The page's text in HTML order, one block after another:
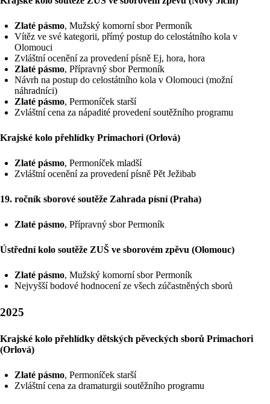
Zlaté pásmo, Mužský komorní sbor Permoník
Vítěz ve své kategorii, přímý postup do celostátního kola v
Olomouci
Zvláštní ocenění za provedení písně Ej, hora, hora
Zlaté pásmo, Přípravný sbor Permoník
Návrh na postup do celostátního kola v Olomouci (možní
náhradníci)
Zlaté pásmo, Permoníček starší
Zvláštní cena za nápadité provedení soutěžního programu
Krajské kolo přehlídky Primachori (Orlová)
Zlaté pásmo, Permoníček mladší
Zvláštní ocenění za provedení písně Pět Ježibab
19. ročník sborové soutěže Zahrada písní (Praha)
Zlaté pásmo, Přípravný sbor Permoník
Ústřední kolo soutěže ZUŠ ve sborovém zpěvu (Olomouc)
Zlaté pásmo, Mužský komorní sbor Permoník
Nejvyšší bodové hodnocení ze všech zúčastněných sborů
2025
Krajské kolo přehlídky dětských pěveckých sborů Primachori
(Orlová)
Zlaté pásmo, Permoníček starší
Zvláštní cena za dramaturgii soutěžního programu